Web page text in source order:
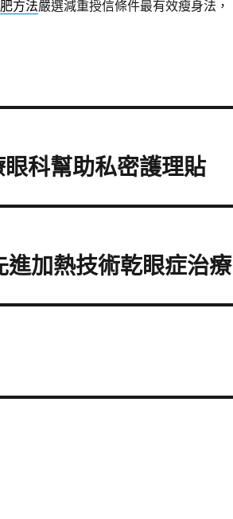
方法嚴選減重授信條件最有效瘦身法，
科幫助私密護理貼
加熱技術乾眼症治療